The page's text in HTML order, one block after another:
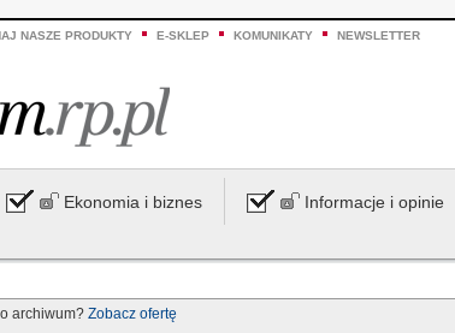
NASZE PRODUKTY E-SKLEP KOMUNIKATY NEWSLETTER
Ekonomia i biznes Informacje i opinie
archiwum? Zobacz ofertę